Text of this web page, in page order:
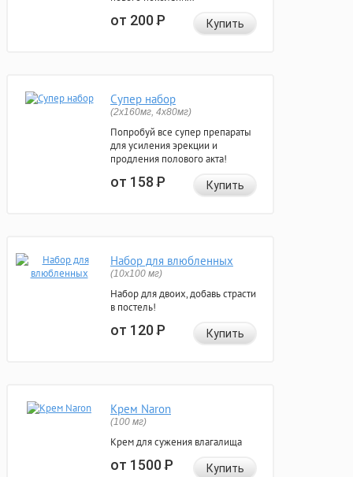
от 200Р Купить
Супер набор
(2х160мг, 4х80мг)
Попробуй все супер препараты
для усиления эрекции и
продления полового акта!
от 158Р Купить
Набор для влюбленных
(10х100 мг)
Набор для двоих, добавь страсти
в постель!
от 120Р Купить
Крем Naron
(100 мг)
Крем для сужения влагалища
от 1500Р Купить